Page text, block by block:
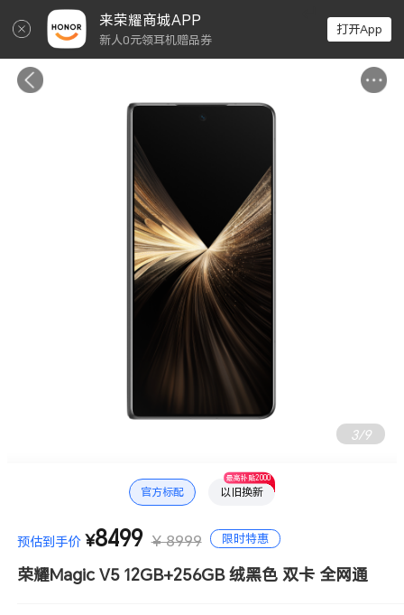
来荣耀商城APP
新人0元领耳机赠品券
打开App
4/9
官方标配 以旧换新
最高补贴2000
预估到手价 ¥8499 ¥ 8999 限时特惠
荣耀Magic V5 12GB+256GB 绒黑色 双卡 全网通